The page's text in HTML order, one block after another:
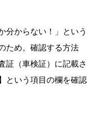
分からない！」という
ため。確認する方法
証（車検証）に記載さ
という項目の欄を確認